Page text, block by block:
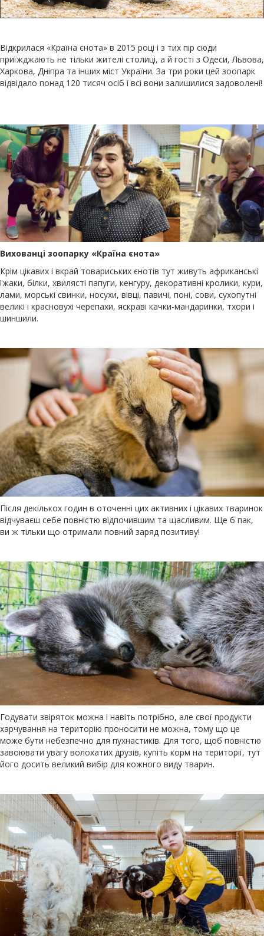
Відкрилася «Країна єнота» в 2015 році і з тих пір сюди
приїжджають не тільки жителі столиці, а й гості з Одеси, Львова,
Харкова, Дніпра та інших міст України. За три роки цей зоопарк
відвідало понад 120 тисяч осіб і всі вони залишилися задоволені!
Вихованці зоопарку «Країна єнота»
Крім цікавих і вкрай товариських єнотів тут живуть африканські
їжаки, білки, хвилясті папуги, кенгуру, декоративні кролики, кури,
лами, морські свинки, носухи, вівці, павичі, поні, сови, сухопутні
великі і красновухі черепахи, яскраві качки-мандаринки, тхори і
шиншили.
Після декількох годин в оточенні цих активних і цікавих тваринок
відчуваєш себе повністю відпочившим та щасливим. Ще б пак,
ви ж тільки що отримали повний заряд позитиву!
Годувати звіряток можна і навіть потрібно, але свої продукти
харчування на територію проносити не можна, тому що це
може бути небезпечно для пухнастиків. Для того, щоб повністю
завоювати увагу волохатих друзів, купіть корм на території, тут
його досить великий вибір для кожного виду тварин.